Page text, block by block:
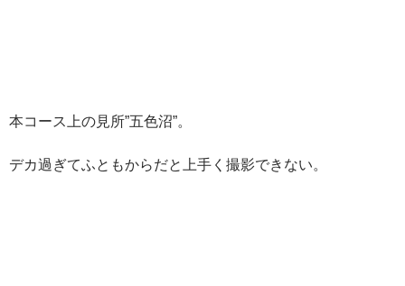
本コース上の見所”五色沼”。
デカ過ぎてふともからだと上手く撮影できない。